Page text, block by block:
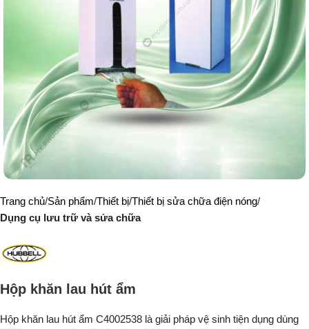
Trang chủ Sản phẩm Thiết bị Thiết bị sửa chữa điện nóng
Dụng cụ lưu trữ và sửa chữa
Hộp khăn lau hút ẩm
Hộp khăn lau hút ẩm C4002538 là giải pháp vệ sinh tiện dụng dùng